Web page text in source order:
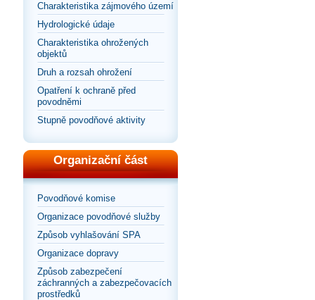
Charakteristika zájmového území
Hydrologické údaje
Charakteristika ohrožených
objektů
Druh a rozsah ohrožení
Opatření k ochraně před
povodněmi
Stupně povodňové aktivity
Organizační část
Povodňové komise
Organizace povodňové služby
Způsob vyhlašování SPA
Organizace dopravy
Způsob zabezpečení
záchranných a zabezpečovacích
prostředků